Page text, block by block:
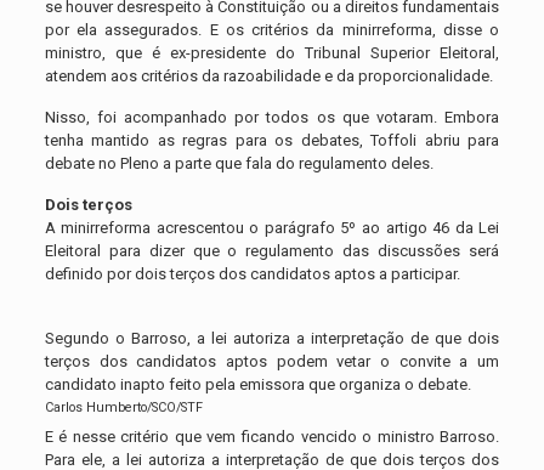
se houver desrespeito à Constituição ou a direitos fundamentais
por ela assegurados. E os critérios da minirreforma, disse o
ministro, que é ex-presidente do Tribunal Superior Eleitoral,
atendem aos critérios da razoabilidade e da proporcionalidade.
Nisso, foi acompanhado por todos os que votaram. Embora
tenha mantido as regras para os debates, Toffoli abriu para
debate no Pleno a parte que fala do regulamento deles.
Dois terços
A minirreforma acrescentou o parágrafo 5º ao artigo 46 da Lei
Eleitoral para dizer que o regulamento das discussões será
definido por dois terços dos candidatos aptos a participar.
Segundo o Barroso, a lei autoriza a interpretação de que dois
terços dos candidatos aptos podem vetar o convite a um
candidato inapto feito pela emissora que organiza o debate.
Carlos Humberto/SCO/STF
E é nesse critério que vem ficando vencido o ministro Barroso.
Para ele, a lei autoriza a interpretação de que dois terços dos